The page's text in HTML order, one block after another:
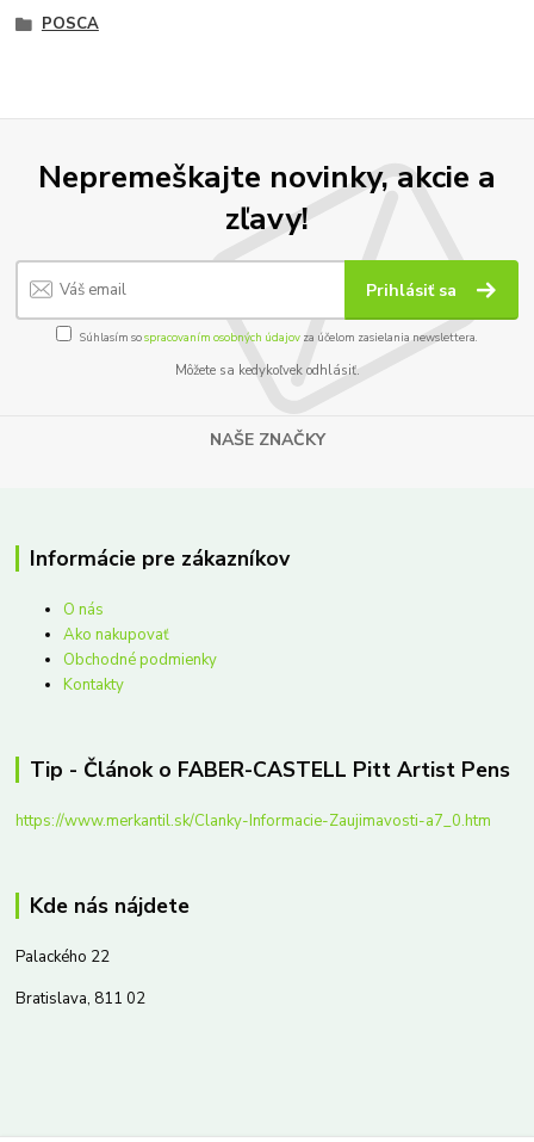
POSCA
Nepremeškajte novinky, akcie a
zľavy!
Prihlásiť sa
Súhlasím sospracovaním osobných údajov za účelom zasielania newslettera.
Môžete sa kedykoľvek odhlásiť.
NAŠE ZNAČKY
Informácie pre zákazníkov
O nás
Ako nakupovať
Obchodné podmienky
Kontakty
Tip - Článok o FABER-CASTELL Pitt Artist Pens
https://www.merkantil.sk/Clanky-Informacie-Zaujimavosti-a7_0.htm
Kde nás nájdete
Palackého 22
Bratislava, 811 02